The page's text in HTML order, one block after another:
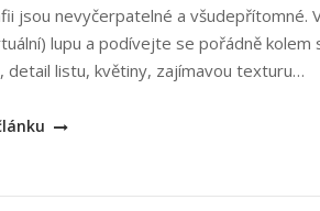
jsou nevyčerpatelné a všudepřítomné.
lupu a podívejte se pořádně kolem
detail listu, květiny, zajímavou texturu…